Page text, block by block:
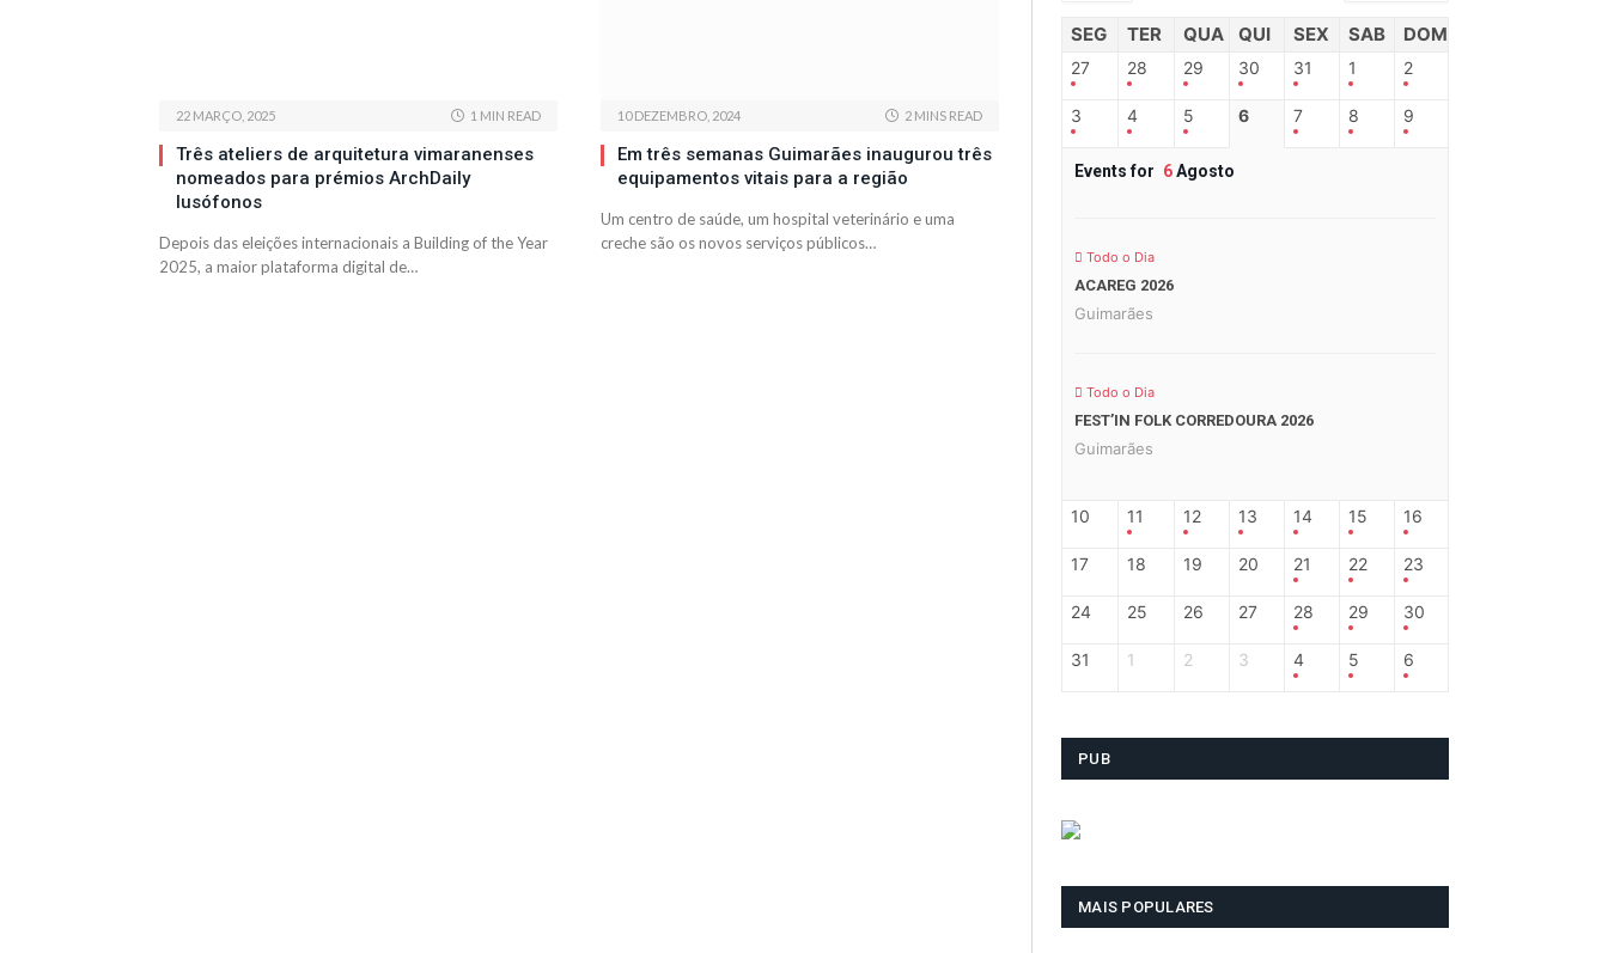
22 MARÇO, 2025 1 MIN READ
Três ateliers de arquitetura vimaranenses
nomeados para prémios ArchDaily
lusófonos
Depois das eleições internacionais a Building of the Year
2025, a maior plataforma digital de…
10 DEZEMBRO, 2024 2 MINS READ
Em três semanas Guimarães inaugurou três
equipamentos vitais para a região
Um centro de saúde, um hospital veterinário e uma
creche são os novos serviços públicos…
SEG TER QUA QUI SEX SAB DOM
27 28 29 30 31 1 2
3 4 5 6 7 8 9
Events for 6Agosto
Todo o Dia
ACAREG 2026
Guimarães
Todo o Dia
FEST’IN FOLK CORREDOURA 2026
Guimarães
10 11 12 13 14 15 16
17 18 19 20 21 22 23
24 25 26 27 28 29 30
31 1 2 3 4 5 6
PUB
MAIS POPULARES